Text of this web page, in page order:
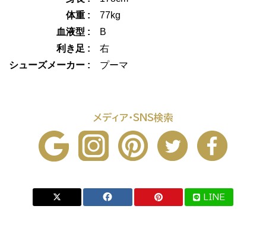
体重 :
77kg
血液型 :
B
利き足 :
右
シューズメーカー :
プーマ
メディア・SNS検索
LINE